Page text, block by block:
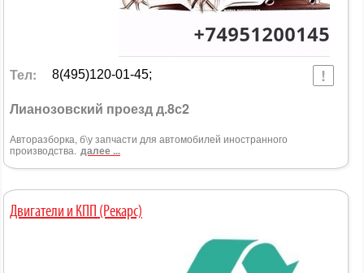
Тел: 8(495)120-01-45;
Лианозовский проезд д.8с2
Авторазборка, б\у запчасти для автомобилей иностранного
производства. далее ...
Двигатели и КПП (Рекарс)